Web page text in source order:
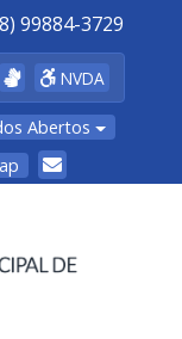
99884-3729
NVDA
Abertos